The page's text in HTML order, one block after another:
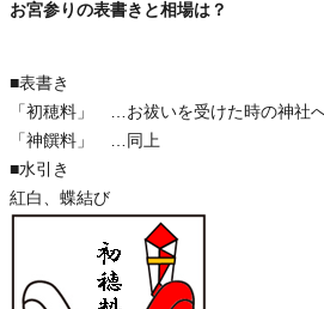
お宮参りの表書きと相場は？
■表書き
「初穂料」 …お祓いを受けた時の神社
「神饌料」 …同上
■水引き
紅白、蝶結び